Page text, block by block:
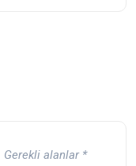
Gerekli alanlar *